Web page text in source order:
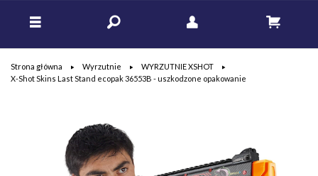
Strona główna Wyrzutnie
WYRZUTNIE XSHOT
X-Shot Skins Last Stand ecopak 36553B - uszkodzone opakowanie